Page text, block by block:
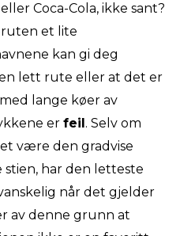
Coca-Cola, ikke sant?
ruten et lite
kan gi deg
lett rute eller at det er
lange køer av
er feil . Selv om
være den gradvise
har den letteste
når det gjelder
av denne grunn at